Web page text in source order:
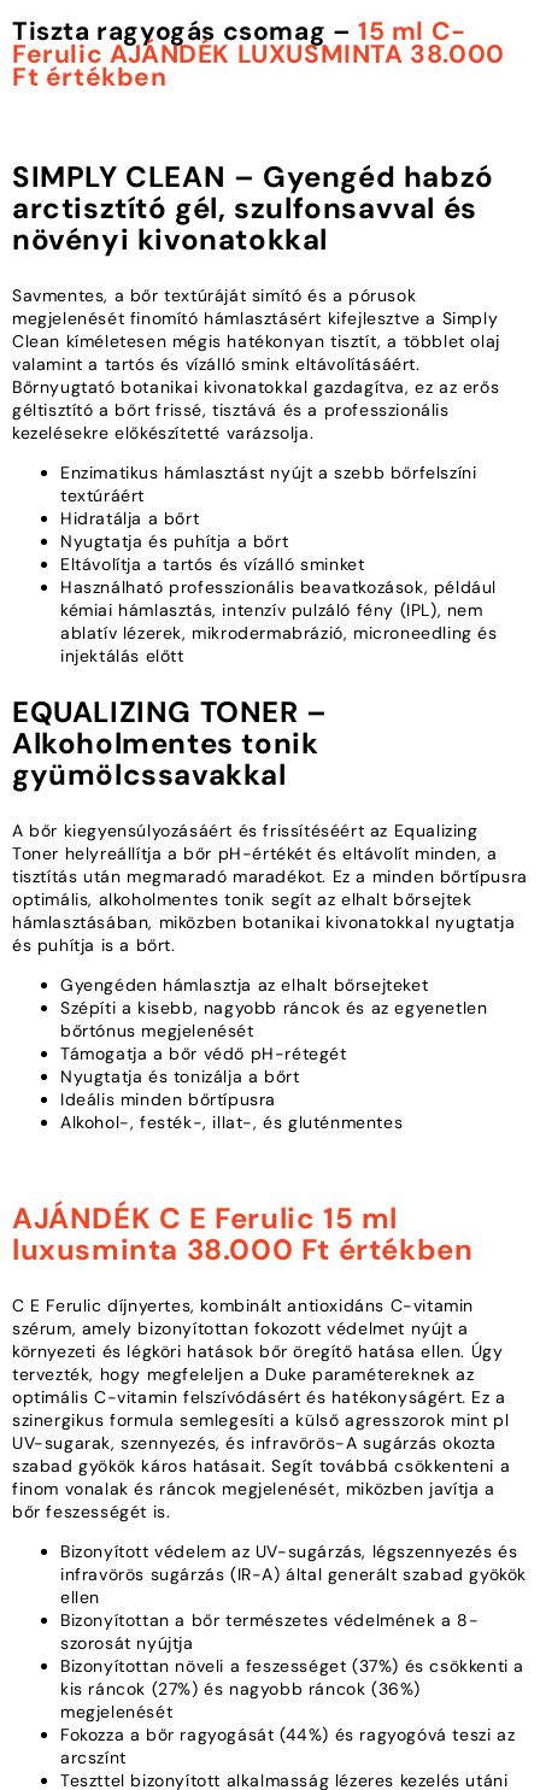
Tiszta ragyogás csomag –15 ml C-
Ferulic AJÁNDÉK LUXUSMINTA 38.000
Ft értékben
SIMPLY CLEAN – Gyengéd habzó
arctisztító gél, szulfonsavval és
növényi kivonatokkal
Savmentes, a bőr textúráját simító és a pórusok
megjelenését finomító hámlasztásért kifejlesztve a Simply
Clean kíméletesen mégis hatékonyan tisztít, a többlet olaj
valamint a tartós és vízálló smink eltávolításáért.
Bőrnyugtató botanikai kivonatokkal gazdagítva, ez az erős
géltisztító a bőrt frissé, tisztává és a professzionális
kezelésekre előkészítetté varázsolja.
Enzimatikus hámlasztást nyújt a szebb bőrfelszíni
textúráért
Hidratálja a bőrt
Nyugtatja és puhítja a bőrt
Eltávolítja a tartós és vízálló sminket
Használható professzionális beavatkozások, például
kémiai hámlasztás, intenzív pulzáló fény (IPL), nem
ablatív lézerek, mikrodermabrázió, microneedling és
injektálás előtt
EQUALIZING TONER –
Alkoholmentes tonik
gyümölcssavakkal
A bőr kiegyensúlyozásáért és frissítéséért az Equalizing
Toner helyreállítja a bőr pH-értékét és eltávolít minden, a
tisztítás után megmaradó maradékot. Ez a minden bőrtípusra
optimális, alkoholmentes tonik segít az elhalt bőrsejtek
hámlasztásában, miközben botanikai kivonatokkal nyugtatja
és puhítja is a bőrt.
Gyengéden hámlasztja az elhalt bőrsejteket
Szépíti a kisebb, nagyobb ráncok és az egyenetlen
bőrtónus megjelenését
Támogatja a bőr védő pH-rétegét
Nyugtatja és tonizálja a bőrt
Ideális minden bőrtípusra
Alkohol-, festék-, illat-, és gluténmentes
AJÁNDÉK C E Ferulic 15 ml
luxusminta 38.000 Ft értékben
C E Ferulic díjnyertes, kombinált antioxidáns C-vitamin
szérum, amely bizonyítottan fokozott védelmet nyújt a
környezeti és légköri hatások bőr öregítő hatása ellen. Úgy
tervezték, hogy megfeleljen a Duke paramétereknek az
optimális C-vitamin felszívódásért és hatékonyságért. Ez a
szinergikus formula semlegesíti a külső agresszorok mint pl
UV-sugarak, szennyezés, és infravörös-A sugárzás okozta
szabad gyökök káros hatásait. Segít továbbá csökkenteni a
finom vonalak és ráncok megjelenését, miközben javítja a
bőr feszességét is.
Bizonyított védelem az UV-sugárzás, légszennyezés és
infravörös sugárzás (IR-A) által generált szabad gyökök
ellen
Bizonyítottan a bőr természetes védelmének a 8-
szorosát nyújtja
Bizonyítottan növeli a feszességet (37%) és csökkenti a
kis ráncok (27%) és nagyobb ráncok (36%)
megjelenését
Fokozza a bőr ragyogását (44%) és ragyogóvá teszi az
arcszínt
Teszttel bizonyított alkalmasság lézeres kezelés utáni